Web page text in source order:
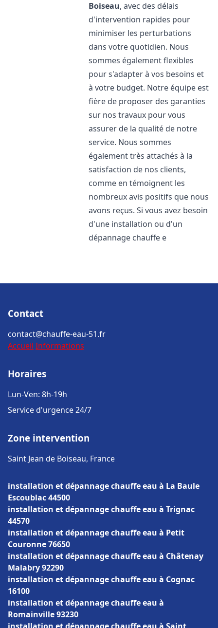
Boiseau, avec des délais
d'intervention rapides pour
minimiser les perturbations
dans votre quotidien. Nous
sommes également flexibles
pour s'adapter à vos besoins et
à votre budget. Notre équipe est
fière de proposer des garanties
sur nos travaux pour vous
assurer de la qualité de notre
service. Nous sommes
également très attachés à la
satisfaction de nos clients,
comme en témoignent les
nombreux avis positifs que nous
avons reçus. Si vous avez besoin
d'une installation ou d'un
dépannage chauffe e
Contact
contact@chauffe-eau-51.fr
Accueil Informations
Horaires
Lun-Ven: 8h-19h
Service d'urgence 24/7
Zone intervention
Saint Jean de Boiseau, France
installation et dépannage chauffe eau à La Baule
Escoublac 44500
installation et dépannage chauffe eau à Trignac
44570
installation et dépannage chauffe eau à Petit
Couronne 76650
installation et dépannage chauffe eau à Châtenay
Malabry 92290
installation et dépannage chauffe eau à Cognac
16100
installation et dépannage chauffe eau à
Romainville 93230